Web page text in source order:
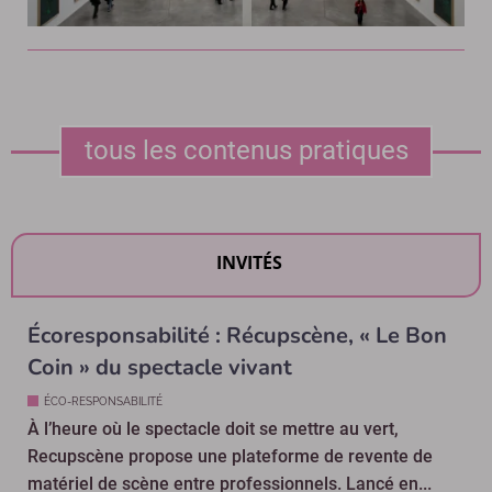
tous les contenus pratiques
INVITÉS
Écoresponsabilité : Récupscène, « Le Bon
Coin » du spectacle vivant
ÉCO-RESPONSABILITÉ
À l’heure où le spectacle doit se mettre au vert,
Recupscène propose une plateforme de revente de
matériel de scène entre professionnels. Lancé en...